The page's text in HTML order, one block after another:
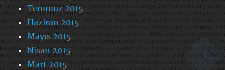
Temmuz 2015
Haziran 2015
Mayıs 2015
Nisan 2015
Mart 2015